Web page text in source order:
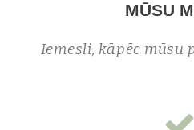
MŪSU
Iemesli, kāpēc mūsu